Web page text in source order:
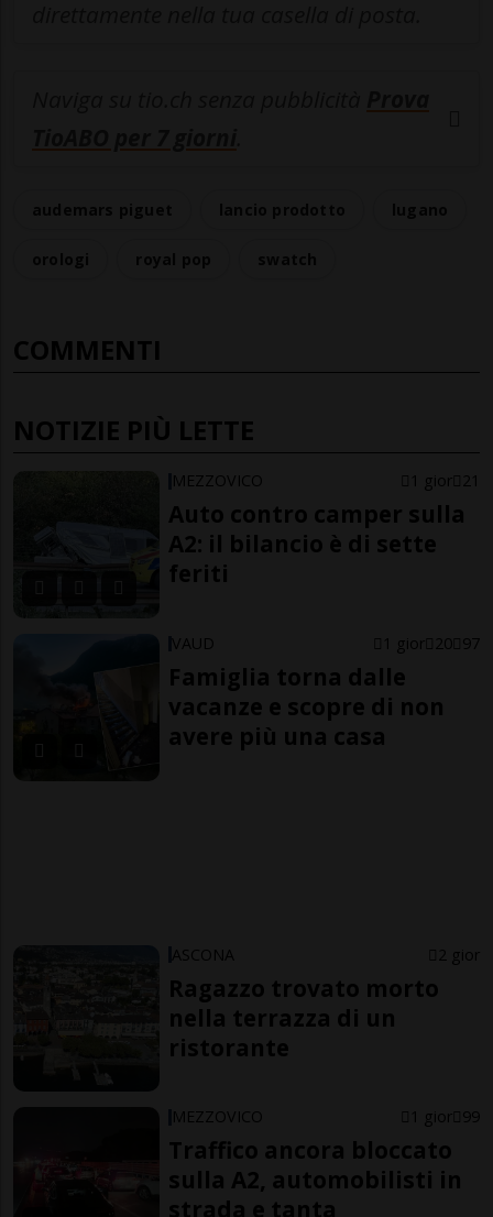
COMMENTI
NOTIZIE PIÙ LETTE
MEZZOVICO 1 gior 21
Auto contro camper sulla
A2: il bilancio è di sette
feriti
VAUD 1 gior 20 97
Famiglia torna dalle
vacanze e scopre di non
avere più una casa
ASCONA 2 gior
Ragazzo trovato morto
nella terrazza di un
ristorante
MEZZOVICO 1 gior 99
Traffico ancora bloccato
sulla A2, automobilisti in
strada e tanta